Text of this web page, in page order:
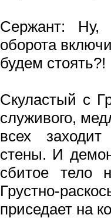
Сержант:
оборота
будем стоять?!
Скуластый с
служивого,
всех
стены. И
сбитое тело
Грустно-
приседает на